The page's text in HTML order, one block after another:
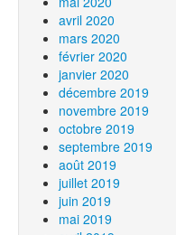
avril 2020
mars 2020
février 2020
janvier 2020
décembre 2019
novembre 2019
octobre 2019
septembre 2019
août 2019
juillet 2019
juin 2019
mai 2019